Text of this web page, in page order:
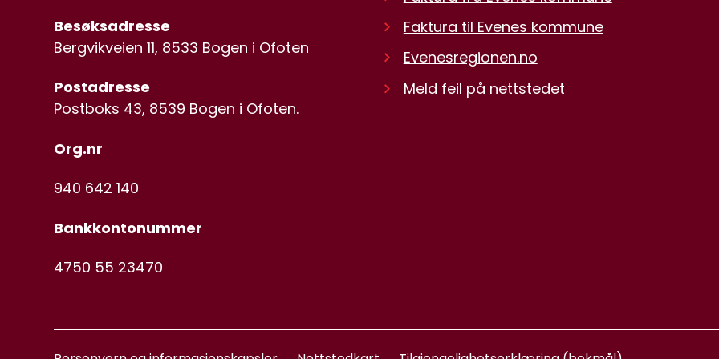
Besøksadresse
Bergvikveien 11, 8533 Bogen i Ofoten
Postadresse
Postboks 43, 8539 Bogen i Ofoten.
Org.nr
940 642 140
Bankkontonummer
4750 55 23470
Faktura til Evenes kommune
Evenesregionen.no
Meld feil på nettstedet